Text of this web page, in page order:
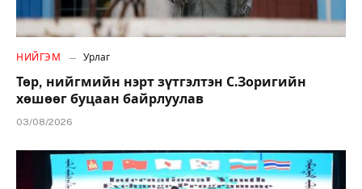
НИЙГЭМ Урлаг
Төр, нийгмийн нэрт зүтгэлтэн С.Зоригийн
хөшөөг буцаан байрлуулав
03/08/2026